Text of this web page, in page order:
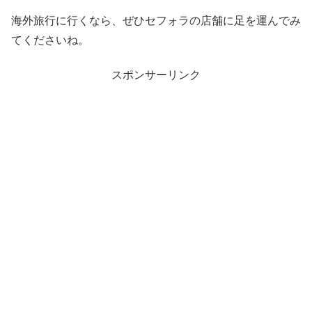
海外旅行に行くなら、ぜひセフォラの店舗に足を運んでみ
てくださいね。
スポンサーリンク